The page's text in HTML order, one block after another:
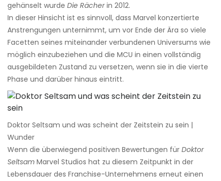
gehänselt wurde Die Rächerin 2012.
In dieser Hinsicht ist es sinnvoll, dass Marvel konzertierte
Anstrengungen unternimmt, um vor Ende der Ära so viele
Facetten seines miteinander verbundenen Universums wie
möglich einzubeziehen und die MCU in einen vollständig
ausgebildeten Zustand zu versetzen, wenn sie in die vierte
Phase und darüber hinaus eintritt.
Doktor Seltsam und was scheint der Zeitstein zu sein |
Wunder
Wenn die überwiegend positiven Bewertungen für Doktor
Seltsam Marvel Studios hat zu diesem Zeitpunkt in der
Lebensdauer des Franchise-Unternehmens erneut einen